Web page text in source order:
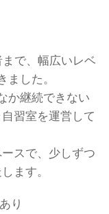
で、幅広いレベ
した。
か継続できない
習室を運営して
スで、少しずつ
ます。
り